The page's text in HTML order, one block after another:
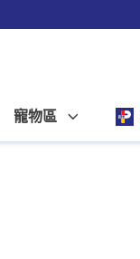
寵物區